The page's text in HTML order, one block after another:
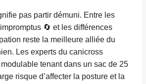
pas partir démuni. Entre les
🔄 et les différences
reste la meilleure alliée du
Les experts du canicross
tenant dans un sac de 25
risque d’affecter la posture et la